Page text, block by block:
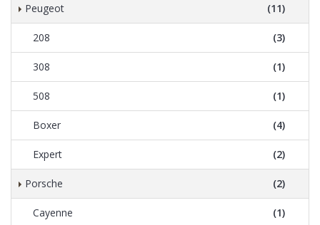
Peugeot (11)
208 (3)
308 (1)
508 (1)
Boxer (4)
Expert (2)
Porsche (2)
Cayenne (1)